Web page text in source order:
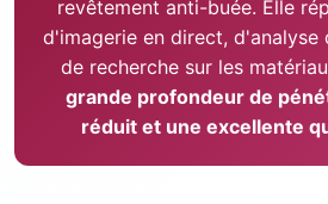
revêtement anti-buée. Elle
d'imagerie en direct, d'analyse
de recherche sur les
grande profondeur de
réduit et une excellente